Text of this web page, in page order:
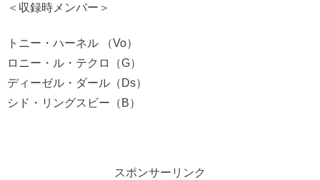
＜収録時メンバー＞
トニー・ハーネル （Vo）
ロニー・ル・テクロ（G）
ディーゼル・ダール（Ds）
シド・リングスビー（B）
スポンサーリンク